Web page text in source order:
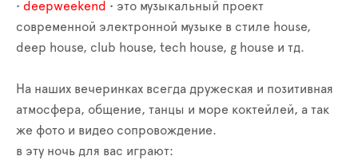
• deepweekend • это музыкальный проект
современной электронной музыке в стиле house,
deep house, club house, tech house, g house и тд.
На наших вечеринках всегда дружеская и позитивная
атмосфера, общение, танцы и море коктейлей, а так
же фото и видео сопровождение.
в эту ночь для вас играют: